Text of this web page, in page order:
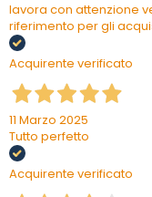
lavora con attenzione
riferimento per gli
Acquirente verificato
11 Marzo 2025
Tutto perfetto
Acquirente verificato